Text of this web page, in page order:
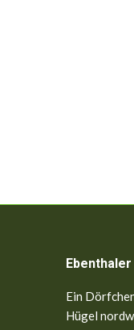
Ein
Hügel